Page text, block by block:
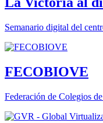
Semanario digital del
FECOBIOVE
Federación de Colegios